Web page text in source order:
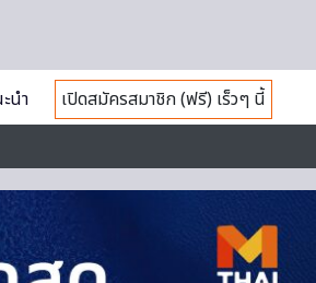
นำ
เปิดสมัครสมาชิก (ฟรี) เร็วๆ นี้